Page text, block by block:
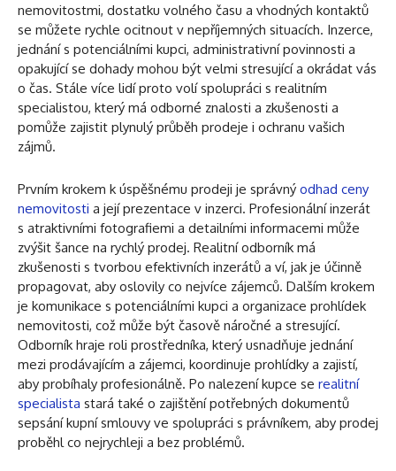
nemovitostmi, dostatku volného času a vhodných kontaktů
se můžete rychle ocitnout v nepříjemných situacích. Inzerce,
jednání s potenciálními kupci, administrativní povinnosti a
opakující se dohady mohou být velmi stresující a okrádat vás
o čas. Stále více lidí proto volí spolupráci s realitním
specialistou, který má odborné znalosti a zkušenosti a
pomůže zajistit plynulý průběh prodeje i ochranu vašich
zájmů.
Prvním krokem k úspěšnému prodeji je správný odhad ceny
nemovitosti a její prezentace v inzerci. Profesionální inzerát
s atraktivními fotografiemi a detailními informacemi může
zvýšit šance na rychlý prodej. Realitní odborník má
zkušenosti s tvorbou efektivních inzerátů a ví, jak je účinně
propagovat, aby oslovily co nejvíce zájemců. Dalším krokem
je komunikace s potenciálními kupci a organizace prohlídek
nemovitosti, což může být časově náročné a stresující.
Odborník hraje roli prostředníka, který usnadňuje jednání
mezi prodávajícím a zájemci, koordinuje prohlídky a zajistí,
aby probíhaly profesionálně. Po nalezení kupce se realitní
specialista stará také o zajištění potřebných dokumentů
sepsání kupní smlouvy ve spolupráci s právníkem, aby prodej
proběhl co nejrychleji a bez problémů.